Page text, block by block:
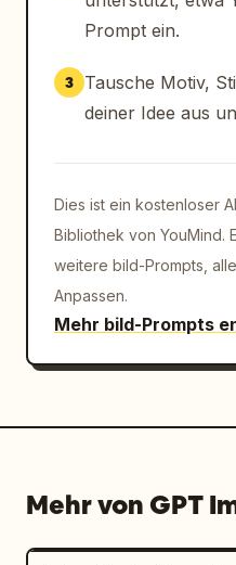
Prompt ein.
3
Tausche Motiv,
deiner Idee aus
Dies ist ein kostenloser
Bibliothek von YouMind.
weitere bild-Prompts,
Anpassen.
Mehr bild-Prompts
Mehr von GPT